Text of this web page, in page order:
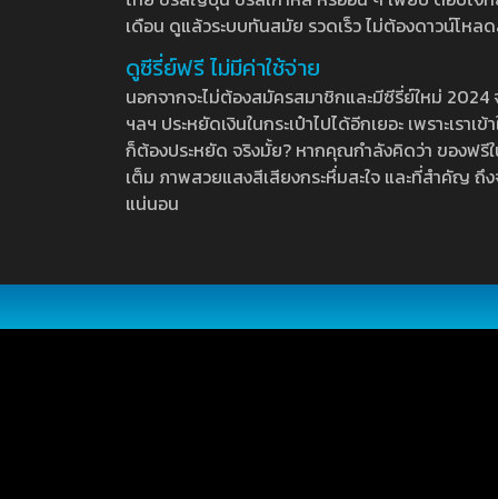
เดือน ดูแล้วระบบทันสมัย รวดเร็ว ไม่ต้องดาวน์โห
ดูซีรี่ย์ฟรี ไม่มีค่าใช้จ่าย
นอกจากจะไม่ต้องสมัครสมาชิกและมีซีรี่ย์ใหม่
ฯลฯ ประหยัดเงินในกระเป๋าไปได้อีกเยอะ เพราะเร
ก็ต้องประหยัด จริงมั้ย? หากคุณกำลังคิดว่า ของฟ
เต็ม ภาพสวยแสงสีเสียงกระหึ่มสะใจ และที่สำคัญ
แน่นอน